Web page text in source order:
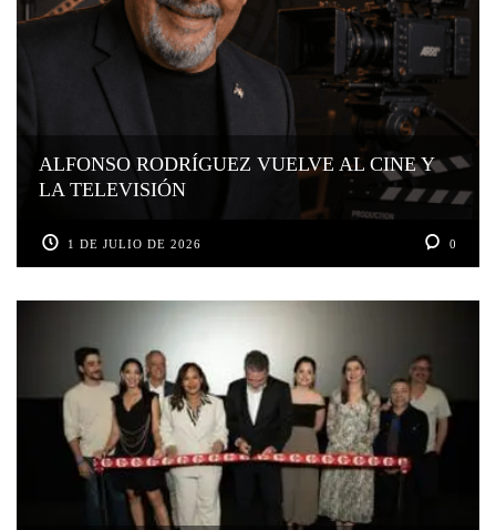
ALFONSO RODRÍGUEZ VUELVE AL CINE Y
LA TELEVISIÓN
1 DE JULIO DE 2026 0